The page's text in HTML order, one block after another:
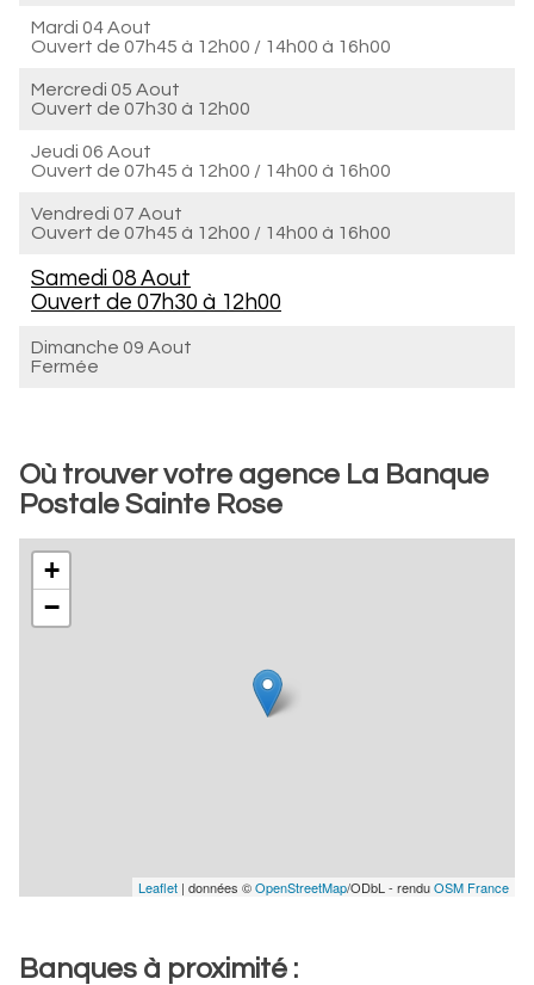
Mardi 04 Aout
Ouvert de 07h45 à 12h00 / 14h00 à 16h00
Mercredi 05 Aout
Ouvert de 07h30 à 12h00
Jeudi 06 Aout
Ouvert de 07h45 à 12h00 / 14h00 à 16h00
Vendredi 07 Aout
Ouvert de 07h45 à 12h00 / 14h00 à 16h00
Samedi 08 Aout
Ouvert de 07h30 à 12h00
Dimanche 09 Aout
Fermée
Où trouver votre agence La Banque
Postale Sainte Rose
+
−
Leaflet | données ©OpenStreetMap/ODbL - renduOSM France
Banques à proximité :